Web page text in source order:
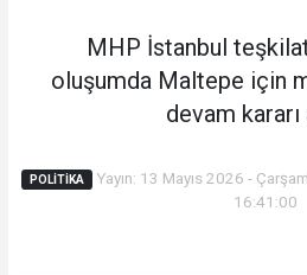
MHP İstanbul
oluşumda Maltepe için
devam kararı
POLITIKA Yayın: 13 Mayıs 2026 -
16:41:00